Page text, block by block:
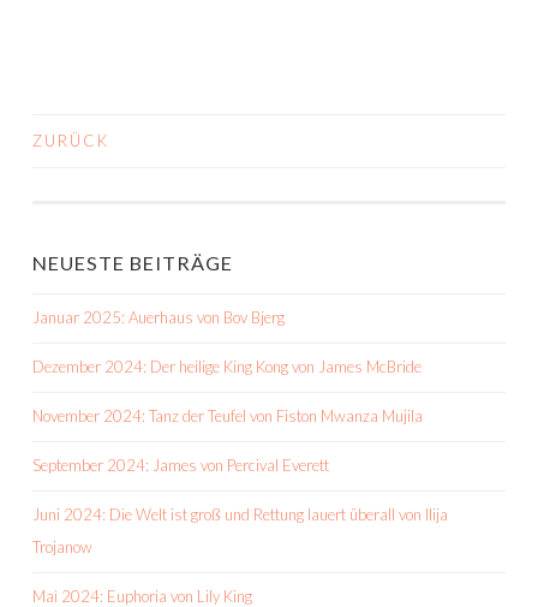
BEITRAGS-
ZURÜCK
NEUESTE BEITRÄGE
Januar 2025: Auerhaus von Bov Bjerg
Dezember 2024: Der heilige King Kong von James McBride
November 2024: Tanz der Teufel von Fiston Mwanza Mujila
September 2024: James von Percival Everett
Juni 2024: Die Welt ist groß und Rettung lauert überall von Ilija
Trojanow
Mai 2024: Euphoria von Lily King